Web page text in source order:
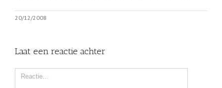
20/12/2008
Laat een reactie achter
Comment